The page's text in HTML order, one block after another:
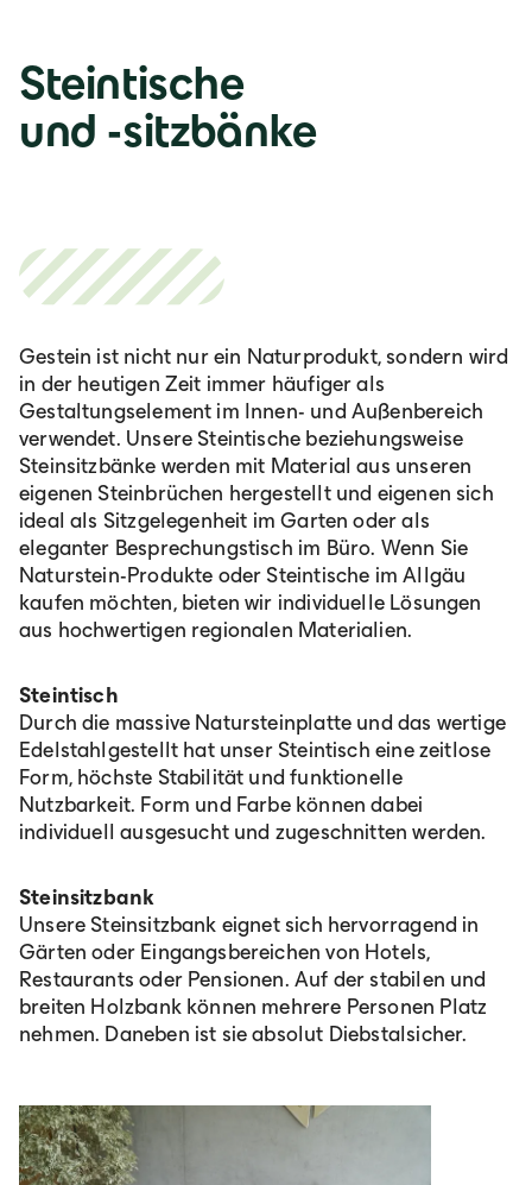
Steintische
und -sitzbänke
Gestein ist nicht nur ein Naturprodukt, sondern wird
in der heutigen Zeit immer häufiger als
Gestaltungselement im Innen- und Außenbereich
verwendet. Unsere Steintische beziehungsweise
Steinsitzbänke werden mit Material aus unseren
eigenen Steinbrüchen hergestellt und eigenen sich
ideal als Sitzgelegenheit im Garten oder als
eleganter Besprechungstisch im Büro. Wenn Sie
Naturstein-Produkte oder Steintische im Allgäu
kaufen möchten, bieten wir individuelle Lösungen
aus hochwertigen regionalen Materialien.
Steintisch
Durch die massive Natursteinplatte und das wertige
Edelstahlgestellt hat unser Steintisch eine zeitlose
Form, höchste Stabilität und funktionelle
Nutzbarkeit. Form und Farbe können dabei
individuell ausgesucht und zugeschnitten werden.
Steinsitzbank
Unsere Steinsitzbank eignet sich hervorragend in
Gärten oder Eingangsbereichen von Hotels,
Restaurants oder Pensionen. Auf der stabilen und
breiten Holzbank können mehrere Personen Platz
nehmen. Daneben ist sie absolut Diebstalsicher.